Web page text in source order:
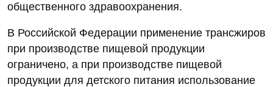
общественного здравоохранения.
В Российской Федерации применение трансжиров
при производстве пищевой продукции
ограничено, а при производстве пищевой
продукции для детского питания использование